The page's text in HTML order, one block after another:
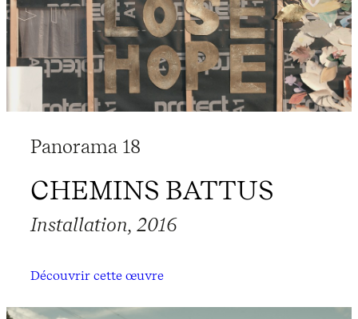
Panorama 18
CHEMINS BATTUS
Installation, 2016
Découvrir cette œuvre